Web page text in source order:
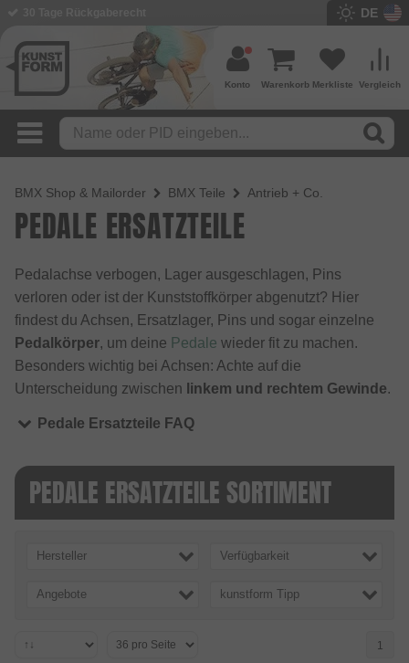
DE
Vergleich
Merkliste
Warenkorb
Konto
BMX Shop & Mailorder BMX Teile Antrieb + Co.
PEDALE ERSATZTEILE
Pedalachse verbogen, Lager ausgeschlagen, Pins
verloren oder ist der Kunststoffkörper abgenutzt? Hier
findest du Achsen, Ersatzlager, Pins und sogar einzelne
Pedalkörper, um deine Pedale wieder fit zu machen.
Besonders wichtig bei Achsen: Achte auf die
Unterscheidung zwischen linkem und rechtem Gewinde.
Pedale Ersatzteile FAQ
PEDALE ERSATZTEILE SORTIMENT
Hersteller Verfügbarkeit
Angebote kunstform Tipp
1